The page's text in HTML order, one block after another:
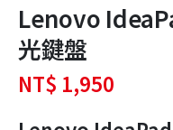
Lenovo
光鍵盤
NT$ 1,950